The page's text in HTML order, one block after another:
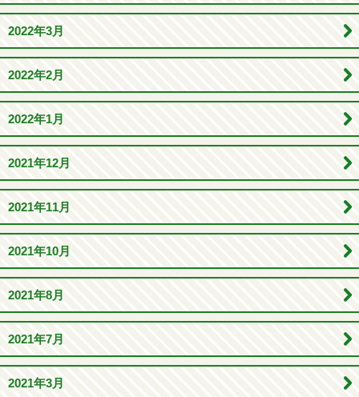
2022年3月
2022年2月
2022年1月
2021年12月
2021年11月
2021年10月
2021年8月
2021年7月
2021年3月